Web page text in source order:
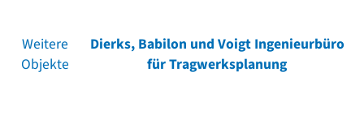
Weitere
Objekte
Dierks, Babilon und Voigt Ingenieurbüro
für Tragwerksplanung